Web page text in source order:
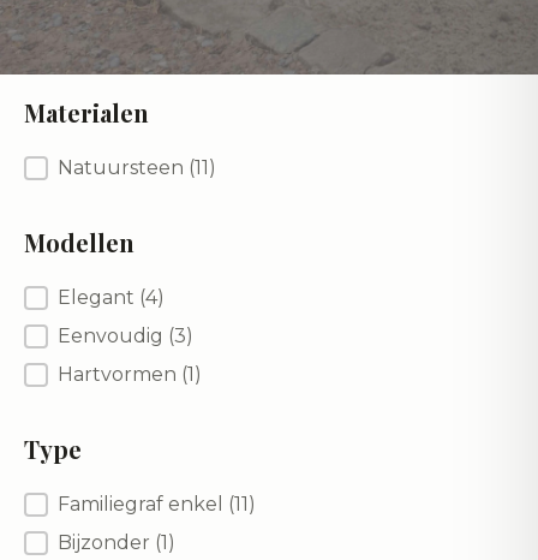
Materialen
Materialen
Natuursteen (11)
Modellen
Modellen
Elegant (4)
Eenvoudig (3)
Hartvormen (1)
Type
TypeFamiliegraf enkel (11)
Bijzonder (1)